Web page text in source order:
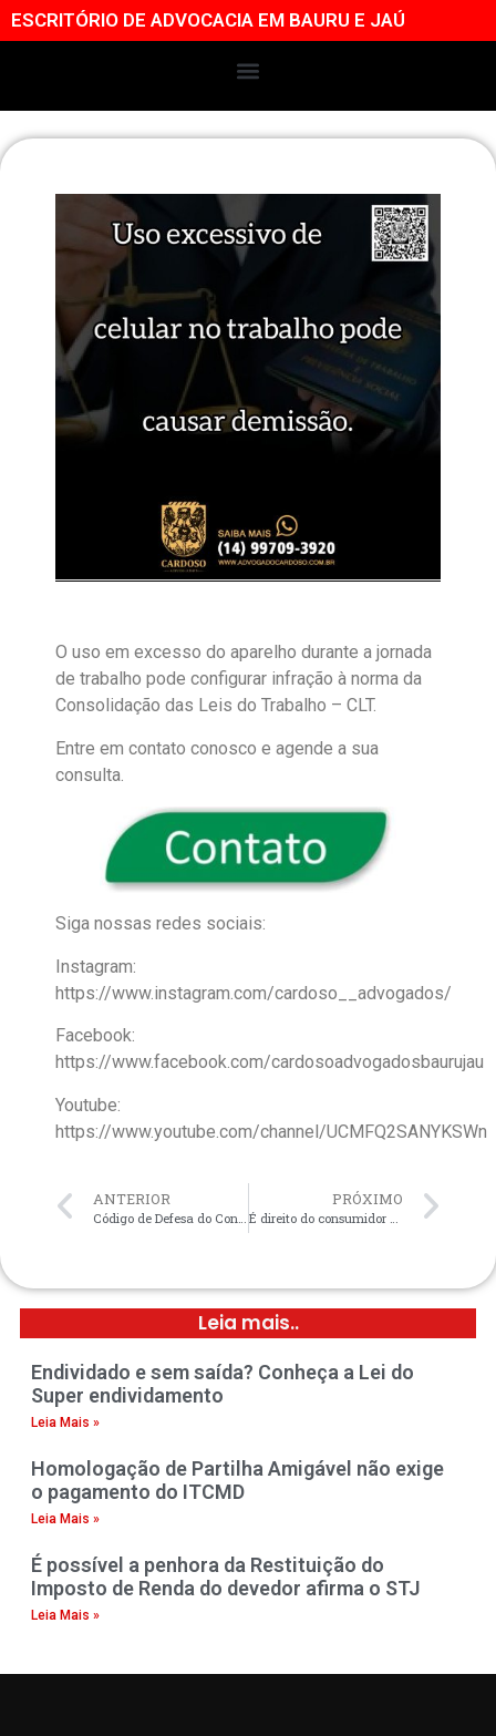
ESCRITÓRIO DE ADVOCACIA EM BAURU E JAÚ
O uso em excesso do aparelho durante a jornada
de trabalho pode configurar infração à norma da
Consolidação das Leis do Trabalho – CLT.
Entre em contato conosco e agende a sua
consulta.
Siga nossas redes sociais:
Instagram:
https://www.instagram.com/cardoso__advogados/
Facebook:
https://www.facebook.com/cardosoadvogadosbaurujau
Youtube:
https://www.youtube.com/channel/UCMFQ2SANYKSWn
ANTERIOR PRÓXIMO
Leia mais..
Endividado e sem saída? Conheça a Lei do
Super endividamento
Leia Mais »
Homologação de Partilha Amigável não exige
o pagamento do ITCMD
Leia Mais »
É possível a penhora da Restituição do
Imposto de Renda do devedor afirma o STJ
Leia Mais »